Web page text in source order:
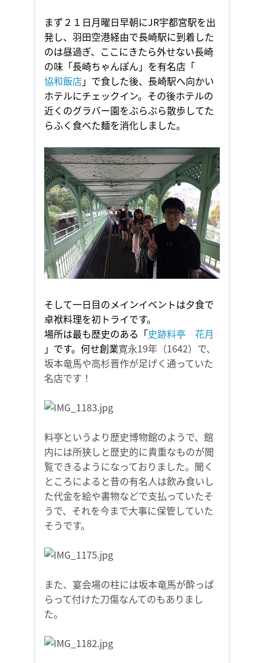
まず２１日月曜日早朝にJR宇都宮駅を出
発し、羽田空港経由で長崎駅に到着した
のは昼過ぎ、ここにきたら外せない長崎
の味「長崎ちゃんぽん」を有名店「
協和飯店」で食した後、長崎駅へ向かい
ホテルにチェックイン。その後ホテルの
近くのグラバー園をぶらぶら散歩してた
らふく食べた麺を消化しました。
そして一日目のメインイベントは夕食で
卓袱料理を初トライです。
場所は最も歴史のある「史跡料亭 花月
」です。何せ創業寛永19年（1642）で、
坂本竜馬や高杉晋作が足げく通っていた
名店です！
料亭というより歴史博物館のようで、館
内には所狭しと歴史的に貴重なものが閲
覧できるようになっておりました。聞く
ところによると昔の有名人は飲み食いし
た代金を絵や書物などで支払っていたそ
うで、それを今まで大事に保管していた
そうです。
また、宴会場の柱には坂本竜馬が酔っぱ
らって付けた刀傷なんてのもありまし
た。